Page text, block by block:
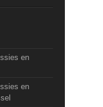
en
en